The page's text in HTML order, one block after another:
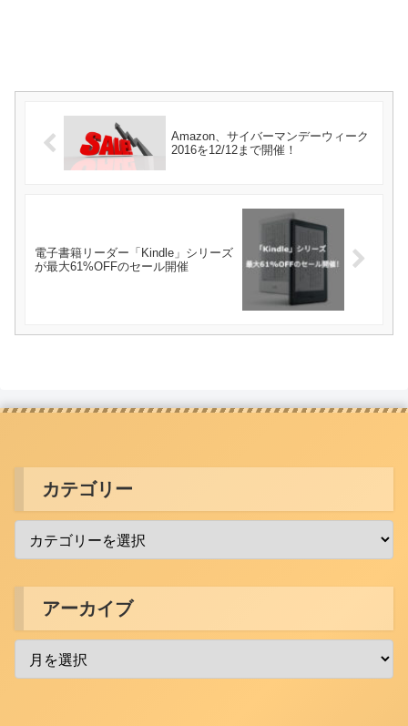
Amazon、サイバーマンデーウィーク
2016を12/12まで開催！
電子書籍リーダー「Kindle」シリーズ
が最大61%OFFのセール開催
カテゴリー
アーカイブ